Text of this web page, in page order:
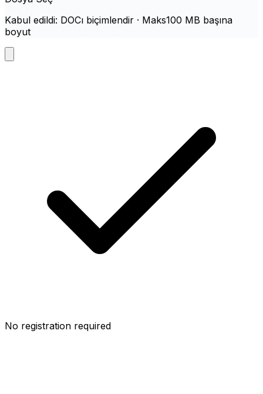
Kabul edildi: DOCı biçimlendir · Maks100 MB başına
boyut
No registration required